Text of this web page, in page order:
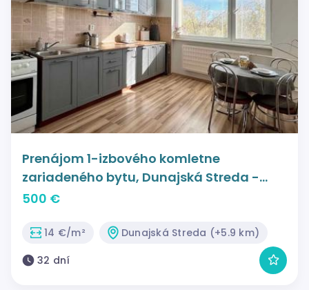
Prenájom 1-izbového komletne
zariadeného bytu, Dunajská Streda -
Jantárova c.
500 €
14 €/m²
Dunajská Streda (+5.9 km)
32 dní